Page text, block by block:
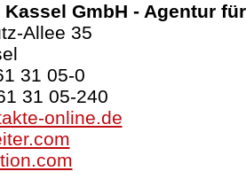
GmbH - Agentur
Allee 35
31 05-0
31 05-240
online.de